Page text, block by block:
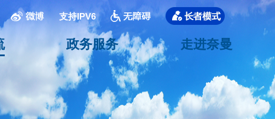
支持IPV6
政务服务 走进奈曼